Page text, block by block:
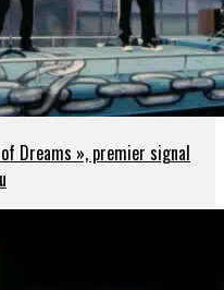
Dreams », premier signal